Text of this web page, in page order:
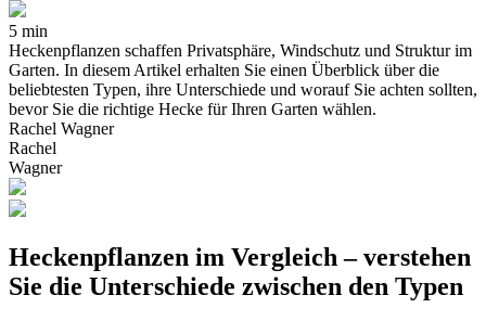
5 min
Heckenpflanzen schaffen Privatsphäre, Windschutz und Struktur im
Garten. In diesem Artikel erhalten Sie einen Überblick über die
beliebtesten Typen, ihre Unterschiede und worauf Sie achten sollten,
bevor Sie die richtige Hecke für Ihren Garten wählen.
Rachel Wagner
Rachel
Wagner
Heckenpflanzen im Vergleich – verstehen
Sie die Unterschiede zwischen den Typen